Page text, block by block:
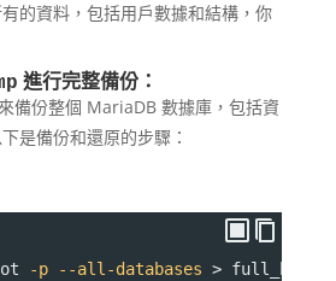
的資料，包括用戶數據和結構，你
進行完整備份：
備份整個 MariaDB 數據庫，包括資
是備份和還原的步驟：
-p --all-databases >